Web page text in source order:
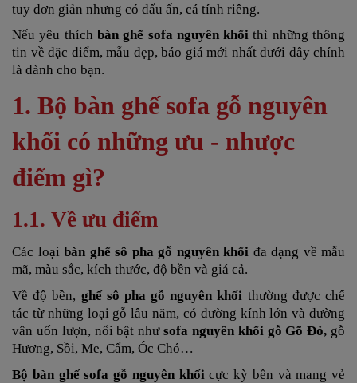
tuy đơn giản nhưng có dấu ấn, cá tính riêng.
Nếu yêu thích bàn ghế sofa nguyên khốithì những thông
tin về đặc điểm, mẫu đẹp, báo giá mới nhất dưới đây chính
là dành cho bạn.
1. Bộ bàn ghế sofa gỗ nguyên
khối có những ưu - nhược
điểm gì?
1.1. Về ưu điểm
Các loại bàn ghế sô pha gỗ nguyên khối đa dạng về mẫu
mã, màu sắc, kích thước, độ bền và giá cả.
Về độ bền, ghế sô pha gỗ nguyên khối thường được chế
tác từ những loại gỗ lâu năm, có đường kính lớn và đường
vân uốn lượn, nổi bật như sofa nguyên khối gỗ Gõ Đỏ, gỗ
Hương, Sồi, Me, Cẩm, Óc Chó…
Bộ bàn ghế sofa gỗ nguyên khốicực kỳ bền và mang vẻ